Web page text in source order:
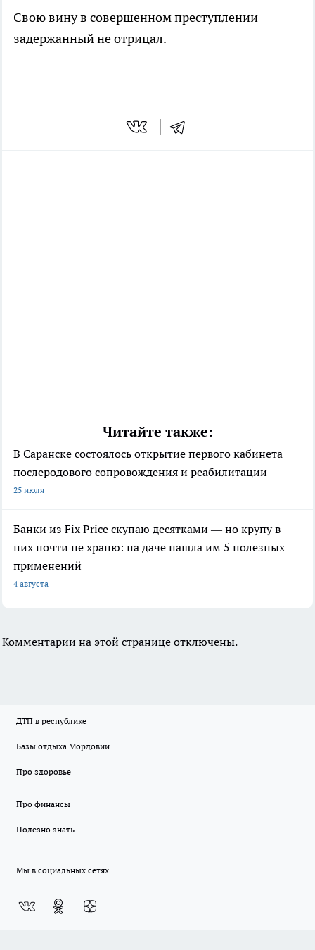
Свою вину в совершенном преступлении
задержанный не отрицал.
Читайте также:
В Саранске состоялось открытие первого кабинета
послеродового сопровождения и реабилитации
25 июля
Банки из Fix Price скупаю десятками — но крупу в
них почти не храню: на даче нашла им 5 полезных
применений
4 августа
Комментарии на этой странице отключены.
ДТП в республике
Базы отдыха Мордовии
Про здоровье
Про финансы
Полезно знать
Мы в социальных сетях